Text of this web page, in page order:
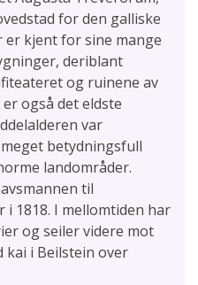
for den galliske
er kjent for sine mange
deriblant
og ruinene av
også det eldste
var
betydningsfull
landområder.
til
1818. I mellomtiden har
og seiler videre mot
kai i Beilstein over